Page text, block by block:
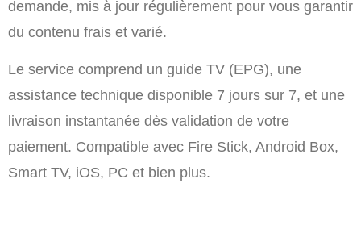
demande, mis à jour régulièrement pour vous garantir
du contenu frais et varié.
Le service comprend un guide TV (EPG), une
assistance technique disponible 7 jours sur 7, et une
livraison instantanée dès validation de votre
paiement. Compatible avec Fire Stick, Android Box,
Smart TV, iOS, PC et bien plus.